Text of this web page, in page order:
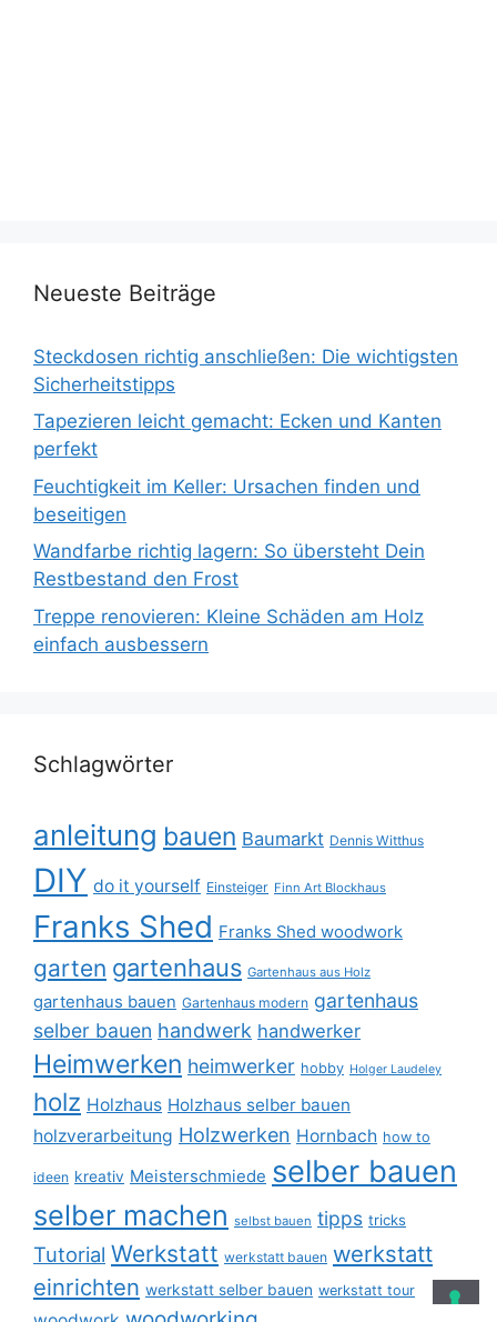
Neueste Beiträge
Steckdosen richtig anschließen: Die wichtigsten
Sicherheitstipps
Tapezieren leicht gemacht: Ecken und Kanten
perfekt
Feuchtigkeit im Keller: Ursachen finden und
beseitigen
Wandfarbe richtig lagern: So übersteht Dein
Restbestand den Frost
Treppe renovieren: Kleine Schäden am Holz
einfach ausbessern
Schlagwörter
anleitung bauen Baumarkt Dennis Witthus
DIY do it yourself Einsteiger Finn Art Blockhaus
Franks Shed Franks Shed woodwork
garten gartenhaus Gartenhaus aus Holz
gartenhaus bauen Gartenhaus modern gartenhaus
selber bauen handwerk handwerker
Heimwerken heimwerker hobby Holger Laudeley
holz Holzhaus Holzhaus selber bauen
holzverarbeitung Holzwerken Hornbach how to
ideen kreativ Meisterschmiede selber bauen
selber machen selbst bauen tipps tricks
Tutorial Werkstatt werkstatt bauen werkstatt
einrichten werkstatt selber bauen werkstatt tour